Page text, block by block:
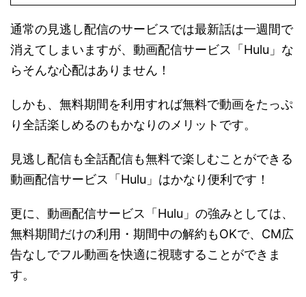
通常の見逃し配信のサービスでは最新話は一週間で
消えてしまいますが、動画配信サービス「Hulu」な
らそんな心配はありません！
しかも、無料期間を利用すれば無料で動画をたっぷ
り全話楽しめるのもかなりのメリットです。
見逃し配信も全話配信も無料で楽しむことができる
動画配信サービス「Hulu」はかなり便利です！
更に、動画配信サービス「Hulu」の強みとしては、
無料期間だけの利用・期間中の解約もOKで、CM広
告なしでフル動画を快適に視聴することができま
す。